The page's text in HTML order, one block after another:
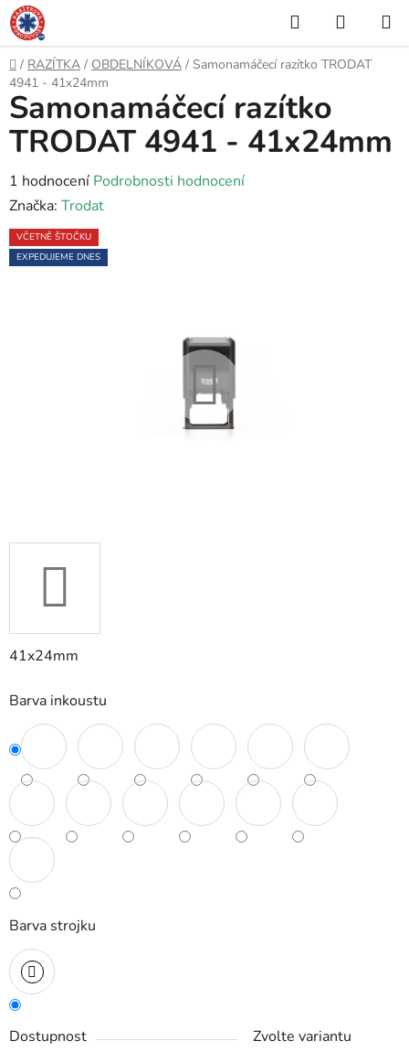
Přejít
na
obsah
Hledat
KOŠÍK
Domů
/ RAZÍTKA / OBDELNÍKOVÁ / Samonamáčecí razítko TRODAT
4941 - 41x24mm
41x24mm
Barva inkoustu
Barva strojku
Dostupnost
Zvolte variantu
Samonamáčecí razítko
TRODAT 4941 - 41x24mm
Průměrné
hodnocení
produktu
je
1 hodnocení Podrobnosti hodnocení
Značka: Trodat
VČETNĚ ŠTOČKU
EXPEDUJEME DNES